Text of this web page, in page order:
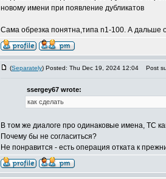
новому имени при появление дубликатов
Сама обрезка понятна,типа n1-100. А дальше
(Separately) Posted: Thu Dec 19, 2024 12:04 Post
ssergey67 wrote:
как сделать
В том же диалоге про одинаковые имена, TC
Почему бы не согласиться?
Не понравится - есть операция отката к